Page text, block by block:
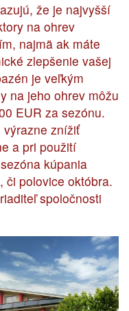
že je najvyšší
na ohrev
najmä ak máte
zlepšenie vašej
je veľkým
na jeho ohrev môžu
EUR za sezónu.
výrazne znížiť
a pri použití
kúpania
či polovice októbra.
spoločnosti